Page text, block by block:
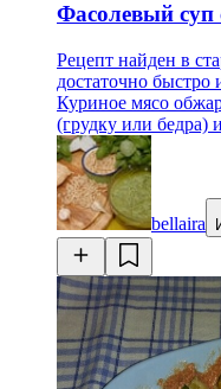
Фасолевый суп
Рецепт найден в
достаточно быстро
Куриное мясо
(грудку или бедра)
bellaira